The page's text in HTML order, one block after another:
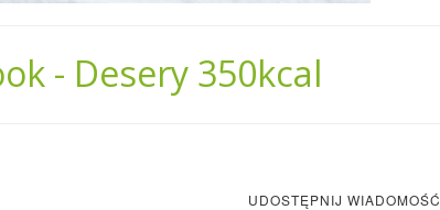
- Desery 350kcal
UDOSTĘPNIJ WIADOMOŚĆ